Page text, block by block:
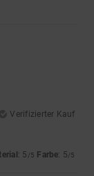
Verifizierter Kauf
: 5 /5 Farbe: 5/5